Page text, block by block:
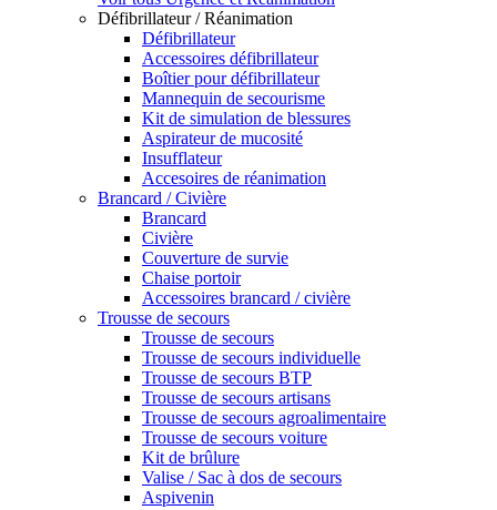
Défibrillateur / Réanimation
Défibrillateur
Accessoires défibrillateur
Boîtier pour défibrillateur
Mannequin de secourisme
Kit de simulation de blessures
Aspirateur de mucosité
Insufflateur
Accesoires de réanimation
Brancard / Civière
Brancard
Civière
Couverture de survie
Chaise portoir
Accessoires brancard / civière
Trousse de secours
Trousse de secours
Trousse de secours individuelle
Trousse de secours BTP
Trousse de secours artisans
Trousse de secours agroalimentaire
Trousse de secours voiture
Kit de brûlure
Valise / Sac à dos de secours
Aspivenin